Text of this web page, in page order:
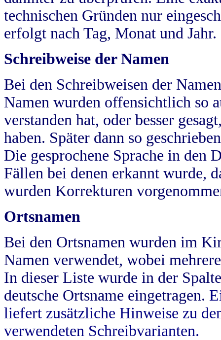
technischen Gründen nur
erfolgt nach Tag, Monat und Jahr.
Schreibweise der Namen
Bei den Schreibweisen der
Namen wurden offensichtlich so
verstanden hat, oder besser
haben. Später dann so
Die gesprochene Sprache in
Fällen bei denen erkannt wurde,
wurden Korrekturen
Ortsnamen
Bei den Ortsnamen wurden im
Namen verwendet, wobei
In dieser Liste wurde in der
deutsche Ortsname eingetragen.
liefert zusätzliche Hinweise zu
verwendeten Schreibvarianten.